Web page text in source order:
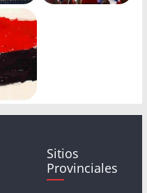
Sitios
Provinciales